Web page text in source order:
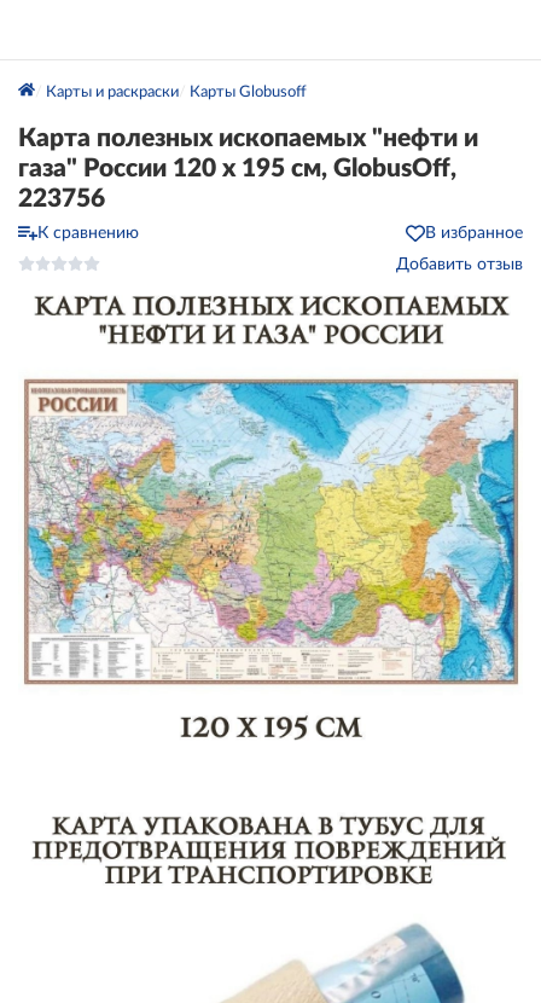
Карты и раскраски Карты Globusoff
Карта полезных ископаемых "нефти и
газа" России 120 х 195 см, GlobusOff,
223756
К сравнению
В избранное
Добавить отзыв